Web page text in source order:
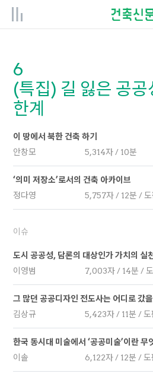
6
(특집) 길 잃은 공
한계
이 땅에서 북한 건축 하기
안창모
5,314자 / 10분
‘의미 저장소’로서의 건축 아카이브
정다영
5,757자 / 12분 / 도
이슈
도시 공공성, 담론의 대상인가 가치의 실
이영범
7,003자 / 14분 /
그 많던 공공디자인 전도사는 어디로 갔
김상규
5,423자 / 11분 / 도
한국 동시대 미술에서 ‘공공미술’이란 무
이솔
6,122자 / 12분 / 도